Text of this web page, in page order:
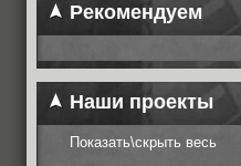
Рекомендуем
Наши проекты
Показать\скрыть весь